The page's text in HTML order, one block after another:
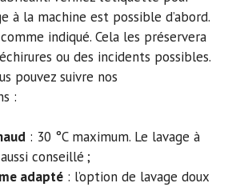
à la machine est possible d’abord.
indiqué. Cela les préservera
ou des incidents possibles.
pouvez suivre nos
:
: 30 °C maximum. Le lavage à
conseillé ;
adapté : l’option de lavage doux